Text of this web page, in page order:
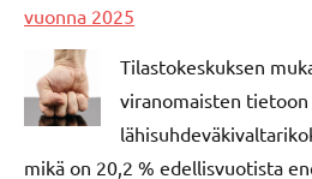
vuonna 2025
Tilastokeskuksen
viranomaisten tietoon
mikä on 20,2 % edellisvuotista